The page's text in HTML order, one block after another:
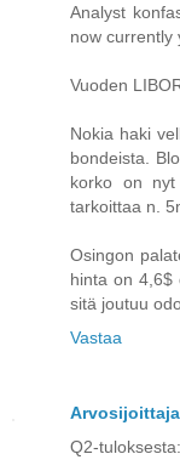
Analyst
now currently
Vuoden
Nokia haki
bondeista.
korko on
tarkoittaa n.
Osingon
hinta on 4,6$
sitä joutuu
Vastaa
Arvosijoittaja
Q2-tuloksesta: